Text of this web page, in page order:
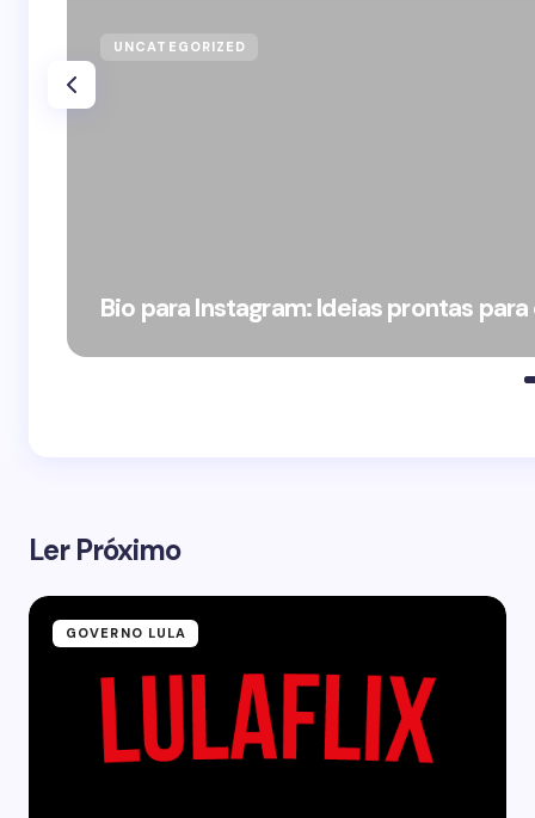
UNCATEGORIZED
Bio para Instagram: Ideias prontas
Ler Próximo
GOVERNO LULA